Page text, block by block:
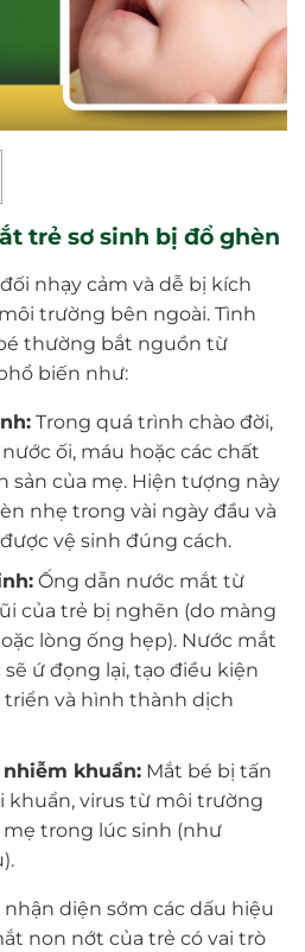
trẻ sơ sinh bị đổ ghèn
nhạy cảm và dễ bị kích
trường bên ngoài. Tình
thường bắt nguồn từ
biến như:
Trong quá trình chào đời,
ối, máu hoặc các chất
sản của mẹ. Hiện tượng này
nhẹ trong vài ngày đầu và
vệ sinh đúng cách.
Ống dẫn nước mắt từ
của trẻ bị nghẽn (do màng
lòng ống hẹp). Nước mắt
ứ đọng lại, tạo điều kiện
và hình thành dịch
khuẩn:Mắt bé bị tấn
khuẩn, virus từ môi trường
trong lúc sinh (như
diện sớm các dấu hiệu
non nớt của trẻ có vai trò